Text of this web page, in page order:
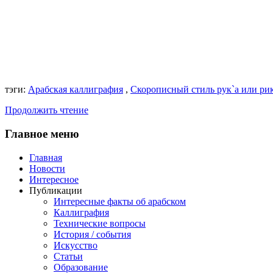
тэги: Арабская каллиграфия , Скорописный стиль рук`а или
Продолжить чтение
Главное меню
Главная
Новости
Интересное
Публикации
Интересные факты об арабском
Каллиграфия
Технические вопросы
История / события
Искусство
Статьи
Образование